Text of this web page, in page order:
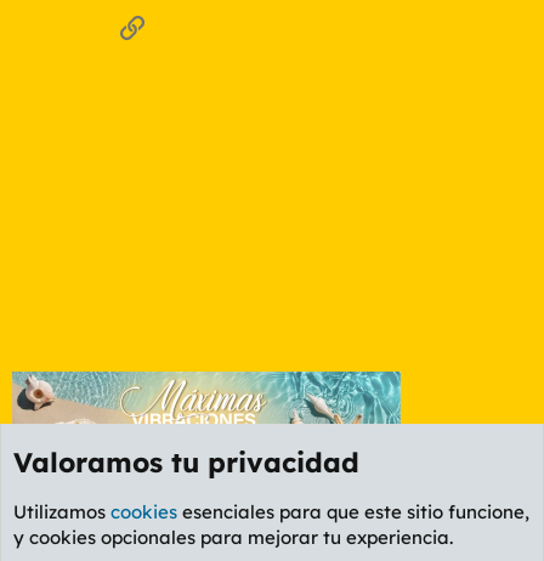
Enlace
Foro General
Valoramos tu privacidad
Utilizamos cookies esenciales para que este sitio funcione,
y cookies opcionales para mejorar tu experiencia.